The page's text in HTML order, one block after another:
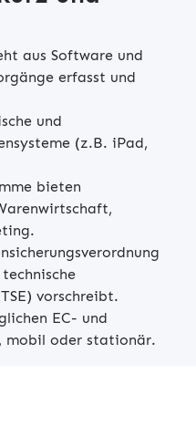
aus Software und
erfasst und
und
(z.B. iPad,
bieten
vorschreibt.
EC- und
mobil oder stationär.